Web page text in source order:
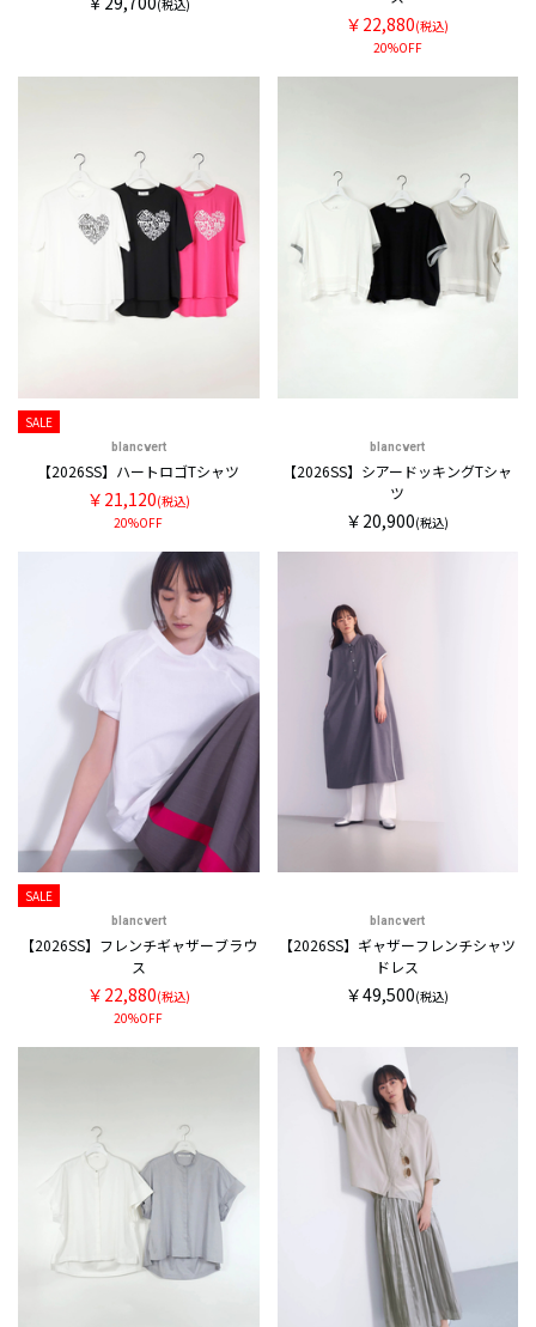
(税込)
￥22,880(税込)
20%OFF
SALE
blancvert
【2026SS】ハートロゴTシャツ
￥21,120(税込)
20%OFF
blancvert
【2026SS】シアードッキングTシャ
ツ
￥20,900(税込)
SALE
blancvert
【2026SS】フレンチギャザーブラウ
ス
￥22,880(税込)
20%OFF
blancvert
【2026SS】ギャザーフレンチシャツ
ドレス
￥49,500(税込)